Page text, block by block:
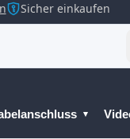
Sicher einkaufen